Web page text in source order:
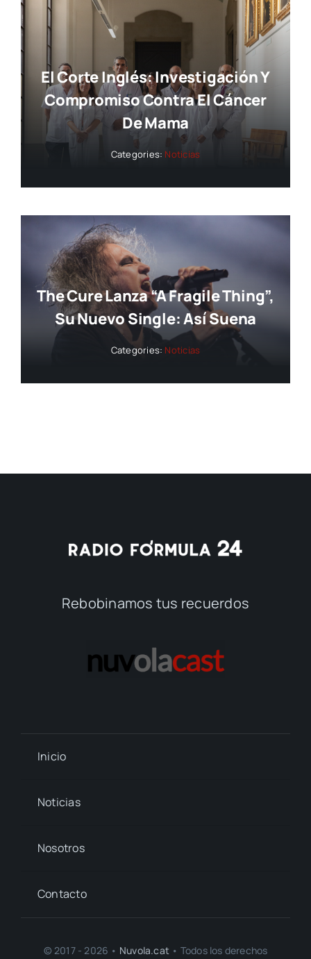
El Corte Inglés: Investigación Y
Compromiso Contra El Cáncer
De Mama
Categories: Noticias
The Cure Lanza “A Fragile Thing”,
Su Nuevo Single: Así Suena
Categories: Noticias
Rebobinamos tus recuerdos
Inicio
Noticias
Nosotros
Contacto
© 2017 - 2026 • Nuvola.cat • Todos los derechos